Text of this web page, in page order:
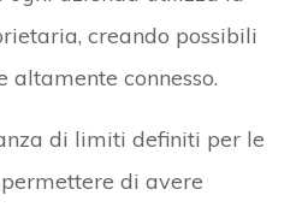
creando possibili
connesso.
di limiti definiti per le
di avere